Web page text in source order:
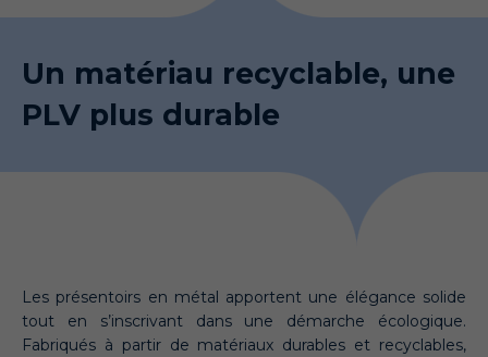
Un matériau recyclable, une
PLV plus durable
Les présentoirs en métal apportent une élégance solide
tout en s’inscrivant dans une démarche écologique.
Fabriqués à partir de matériaux durables et recyclables,